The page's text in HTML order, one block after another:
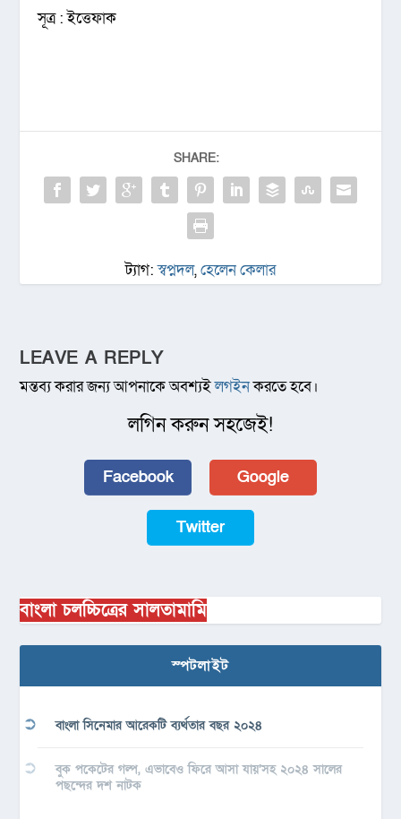
সূত্র : ইত্তেফাক
SHARE:
ট্যাগ:স্বপ্নদল,হেলেন কেলার
LEAVE A REPLY
মন্তব্য করার জন্য আপনাকে অবশ্যইলগইনকরতে হবে।
লগিন করুন সহজেই!
Facebook Google
Twitter
বাংলা চলচ্চিত্রের সালতামামি
স্পটলাইট
বাংলা সিনেমার আরেকটি ব্যর্থতার বছর ২০২৪
বুক পকেটের গল্প, এভাবেও ফিরে আসা যায়’সহ ২০২৪ সালের
পছন্দের দশ নাটক